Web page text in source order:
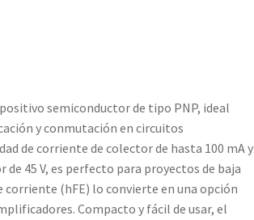
semiconductor de tipo PNP, ideal
y conmutación en circuitos
de corriente de colector de hasta 100 mA y
45 V, es perfecto para proyectos de baja
corriente (hFE) lo convierte en una opción
Compacto y fácil de usar, el